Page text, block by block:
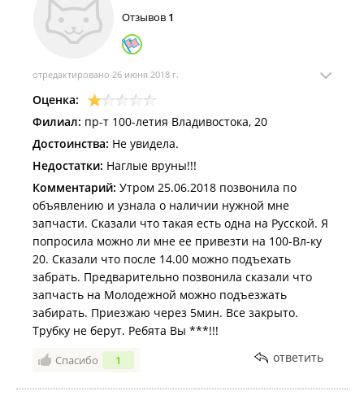
Отзывов 1
отредактировано 26 июня 2018 г.
Оценка:
Филиал: пр-т 100-летия Владивостока, 20
Достоинства: Не увидела.
Недостатки: Наглые вруны!!!
Комментарий: Утром 25.06.2018 позвонила по
объявлению и узнала о наличии нужной мне
запчасти. Сказали что такая есть одна на Русской. Я
попросила можно ли мне ее привезти на 100-Вл-ку
20. Сказали что после 14.00 можно подъехать
забрать. Предварительно позвонила сказали что
запчасть на Молодежной можно подъезжать
забирать. Приезжаю через 5мин. Все закрыто.
Трубку не берут. Ребята Вы ***!!!
Спасибо 1 ответить